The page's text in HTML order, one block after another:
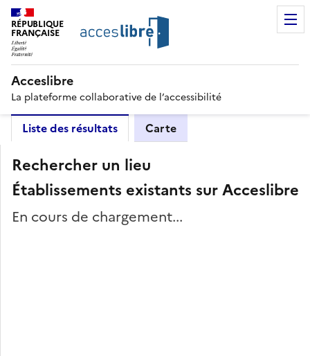
RÉPUBLIQUE
FRANÇAISE
Acceslibre
La plateforme collaborative de l’accessibilité
Liste des résultats Carte
Rechercher un lieu
Établissements existants sur Acceslibre
En cours de chargement...